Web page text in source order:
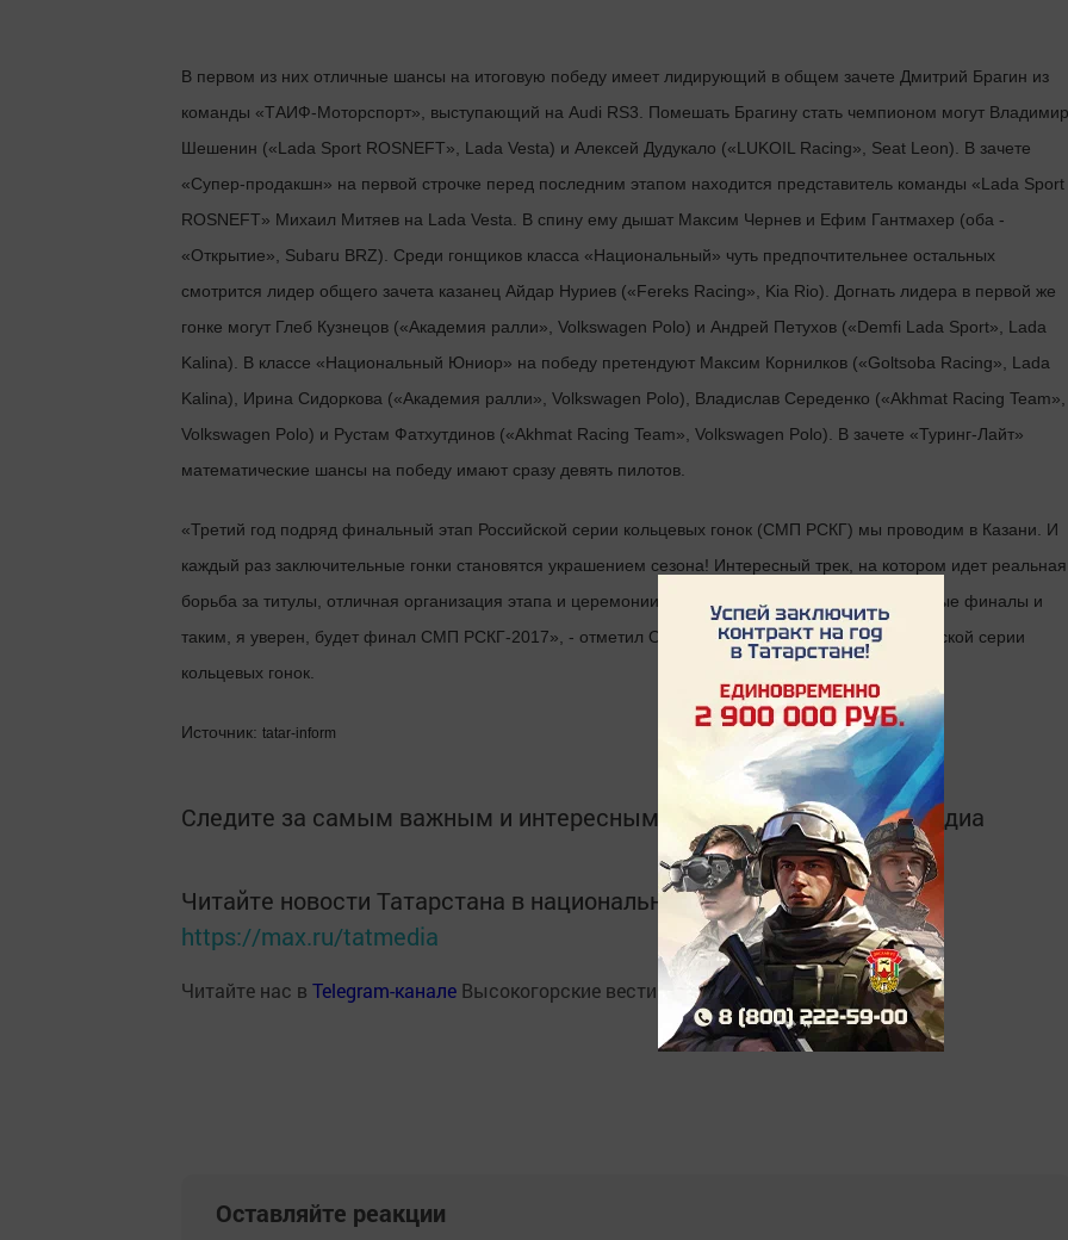
В первом из них отличные шансы на итоговую победу имеет лидирующий в общем зачете Дмитрий Брагин из
команды «ТАИФ-Моторспорт», выступающий на Audi RS3. Помешать Брагину стать чемпионом могут Владимир
Шешенин («Lada Sport ROSNEFT», Lada Vesta) и Алексей Дудукало («LUKOIL Racing», Seat Leon). В зачете
«Супер-продакшн» на первой строчке перед последним этапом находится представитель команды «Lada Sport
ROSNEFT» Михаил Митяев на Lada Vesta. В спину ему дышат Максим Чернев и Ефим Гантмахер (оба -
«Открытие», Subaru BRZ). Среди гонщиков класса «Национальный» чуть предпочтительнее остальных
смотрится лидер общего зачета казанец Айдар Нуриев («Fereks Racing», Kia Rio). Догнать лидера в первой же
гонке могут Глеб Кузнецов («Академия ралли», Volkswagen Polo) и Андрей Петухов («Demfi Lada Sport», Lada
Kalina). В классе «Национальный Юниор» на победу претендуют Максим Корнилков («Goltsoba Racing», Lada
Kalina), Ирина Сидоркова («Академия ралли», Volkswagen Polo), Владислав Середенко («Akhmat Racing Team»,
Volkswagen Polo) и Рустам Фатхутдинов («Akhmat Racing Team», Volkswagen Polo). В зачете «Туринг-Лайт»
математические шансы на победу имают сразу девять пилотов.
«Третий год подряд финальный этап Российской серии кольцевых гонок (СМП РСКГ) мы проводим в Казани. И
каждый раз заключительные гонки становятся украшением сезона! Интересный трек, на котором идет реальная
борьба за титулы, отличная организация этапа и церемонии награждения - такими были прошлые финалы и
таким, я уверен, будет финал СМП РСКГ-2017», - отметил Олег Петриков, руководитель Российской серии
кольцевых гонок.
Источник: tatar-inform
Следите за самым важным и интересным в Telegram-канале Татмедиа
Читайте новости Татарстана в национальном мессенджере MАХ:
https://max.ru/tatmedia
Читайте нас в Telegram-канале Высокогорские вести
Оставляйте реакции